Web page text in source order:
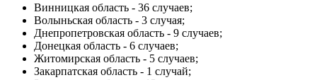
Винницкая область - 36 случаев;
Волыньская область - 3 случая;
Днепропетровская область - 9 случаев;
Донецкая область - 6 случаев;
Житомирская область - 5 случаев;
Закарпатская область - 1 случай;